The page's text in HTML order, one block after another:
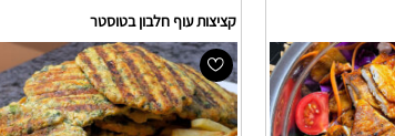
קציצות עוף חלבון בטוסטר